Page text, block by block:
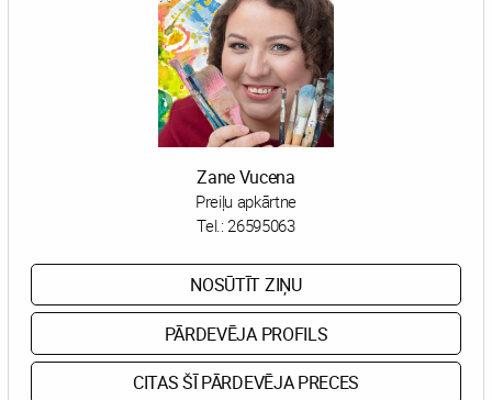
Zane Vucena
Preiļu apkārtne
Tel.:26595063
NOSŪTĪT ZIŅU
PĀRDEVĒJA PROFILS
CITAS ŠĪ PĀRDEVĒJA PRECES